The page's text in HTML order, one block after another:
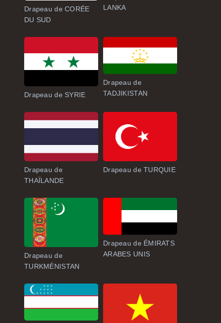
Drapeau de CORÉE
DU SUD
LANKA
Drapeau de SYRIE
Drapeau de
TADJIKISTAN
Drapeau de
THAÏLANDE
Drapeau de TURQUIE
Drapeau de
TURKMÉNISTAN
Drapeau de ÉMIRATS
ARABES UNIS